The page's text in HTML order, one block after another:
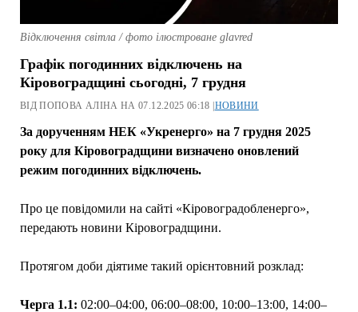
Відключення світла / фото ілюстроване glavred
Графік погодинних відключень на
Кіровоградщині сьогодні, 7 грудня
ВІД ПОПОВА АЛІНА НА 07.12.2025 06:18 |НОВИНИ
За дорученням НЕК «Укренерго» на 7 грудня 2025
року для Кіровоградщини визначено оновлений
режим погодинних відключень.
Про це повідомили на сайті «Кіровоградобленерго»,
передають новини Кіровоградщини.
Протягом доби діятиме такий орієнтовний розклад:
Черга 1.1: 02:00–04:00, 06:00–08:00, 10:00–13:00, 14:00–